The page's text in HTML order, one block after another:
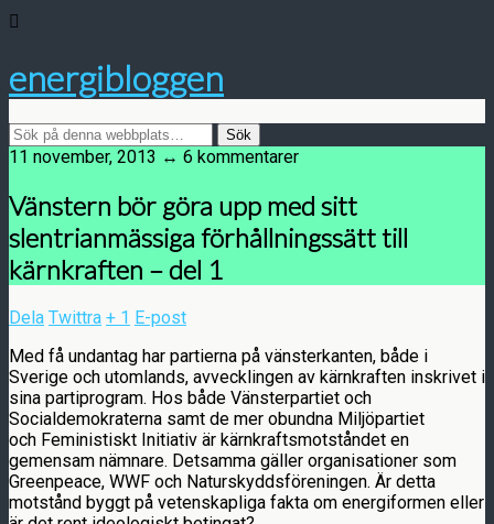
energibloggen
11 november, 2013 ↔ 6 kommentarer
Vänstern bör göra upp med sitt
slentrianmässiga förhållningssätt till
kärnkraften – del 1
Dela Twittra + 1 E-post
Med få undantag har partierna på vänsterkanten, både i
Sverige och utomlands, avvecklingen av kärnkraften inskrivet i
sina partiprogram. Hos både Vänsterpartiet och
Socialdemokraterna samt de mer obundna Miljöpartiet
och Feministiskt Initiativ är kärnkraftsmotståndet en
gemensam nämnare. Detsamma gäller organisationer som
Greenpeace, WWF och Naturskyddsföreningen. Är detta
motstånd byggt på vetenskapliga fakta om energiformen eller